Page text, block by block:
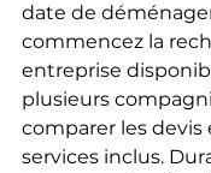
date de
commencez la
entreprise
plusieurs
comparer les devis
services inclus.